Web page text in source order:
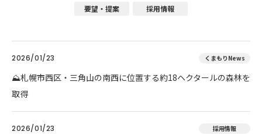
要望・提案
採用情報
2026/01/23 くまもりNews
⛰️札幌市西区・三角山の南西に位置する約18ヘクタールの森林を
取得
2026/01/23 採用情報